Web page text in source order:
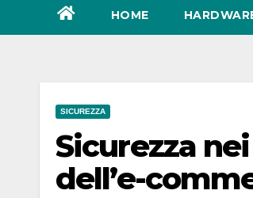
HOME
SICUREZZA
Sicurezza
dell’e-